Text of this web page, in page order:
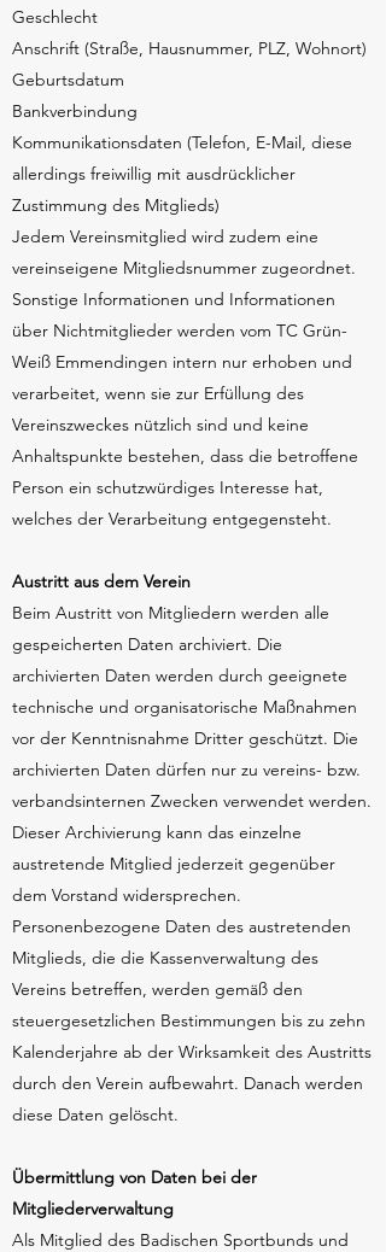
Geschlecht
Anschrift (Straße, Hausnummer, PLZ, Wohnort)
Geburtsdatum
Bankverbindung
Kommunikationsdaten (Telefon, E-Mail, diese
allerdings freiwillig mit ausdrücklicher
Zustimmung des Mitglieds)
Jedem Vereinsmitglied wird zudem eine
vereinseigene Mitgliedsnummer zugeordnet.
Sonstige Informationen und Informationen
über Nichtmitglieder werden vom TC Grün-
Weiß Emmendingen intern nur erhoben und
verarbeitet, wenn sie zur Erfüllung des
Vereinszweckes nützlich sind und keine
Anhaltspunkte bestehen, dass die betroffene
Person ein schutzwürdiges Interesse hat,
welches der Verarbeitung entgegensteht.
Austritt aus dem Verein
Beim Austritt von Mitgliedern werden alle
gespeicherten Daten archiviert. Die
archivierten Daten werden durch geeignete
technische und organisatorische Maßnahmen
vor der Kenntnisnahme Dritter geschützt. Die
archivierten Daten dürfen nur zu vereins- bzw.
verbandsinternen Zwecken verwendet werden.
Dieser Archivierung kann das einzelne
austretende Mitglied jederzeit gegenüber
dem Vorstand widersprechen.
Personenbezogene Daten des austretenden
Mitglieds, die die Kassenverwaltung des
Vereins betreffen, werden gemäß den
steuergesetzlichen Bestimmungen bis zu zehn
Kalenderjahre ab der Wirksamkeit des Austritts
durch den Verein aufbewahrt. Danach werden
diese Daten gelöscht.
Übermittlung von Daten bei der
Mitgliederverwaltung
Als Mitglied des Badischen Sportbunds und